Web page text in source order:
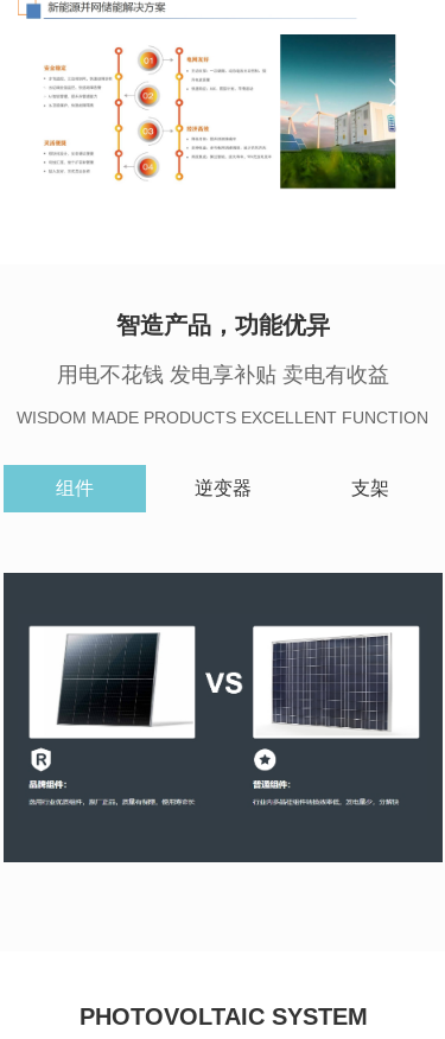
智造产品，功能优异
用电不花钱 发电享补贴 卖电有收益
WISDOM MADE PRODUCTS EXCELLENT FUNCTION
组件 逆变器 支架
PHOTOVOLTAIC SYSTEM